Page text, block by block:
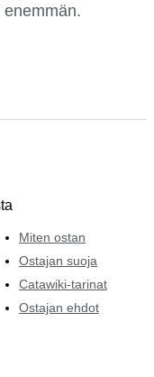
Miten ostan
Ostajan suoja
Catawiki-tarinat
Ostajan ehdot